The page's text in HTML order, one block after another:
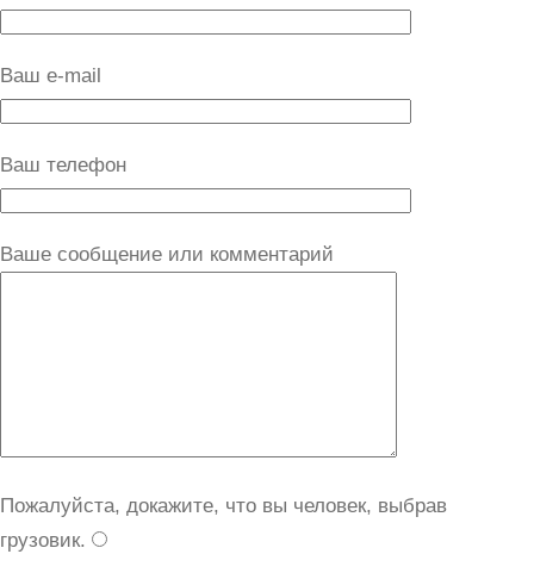
Ваш e-mail
Ваш телефон
Ваше сообщение или комментарий
Пожалуйста, докажите, что вы человек, выбрав
грузовик.